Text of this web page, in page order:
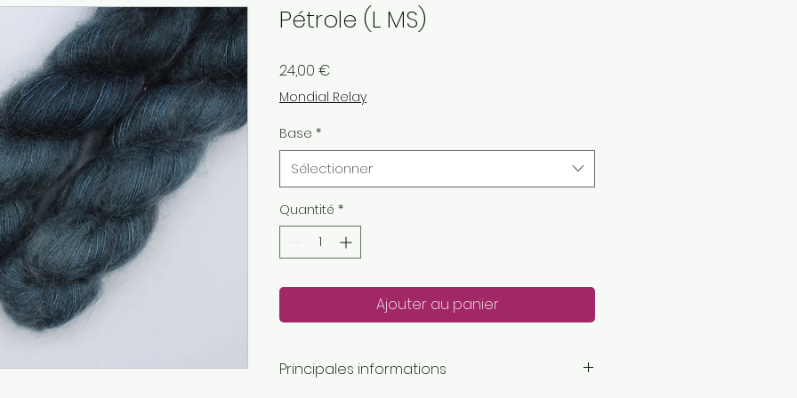
Pétrole (L MS)
24,00 €
Mondial Relay
Base *
Sélectionner
Quantité *
Ajouter au panier
Principales informations